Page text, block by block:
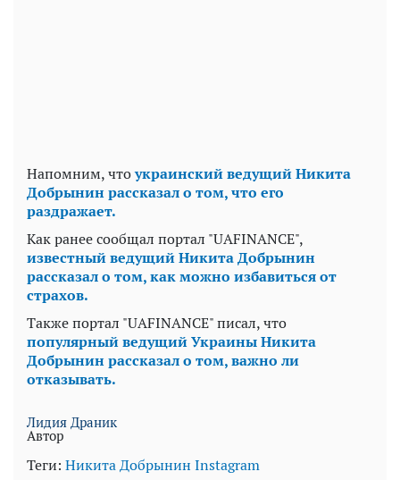
Напомним, чтоукраинский ведущий Никита
Добрынин рассказал о том, что его
раздражает.
Как ранее сообщал портал "UAFINANCE",
известный ведущий Никита Добрынин
рассказал о том, как можно избавиться от
страхов.
Также портал "UAFINANCE" писал, что
популярный ведущий Украины Никита
Добрынин рассказал о том, важно ли
отказывать.
Лидия Драник
Автор
Теги: Никита Добрынин Instagram